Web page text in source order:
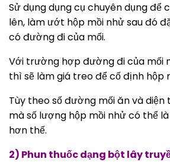
Sử dụng dụng cụ chuyên dụng để
lên, làm ướt hộp mồi nhử sau đó
có đường đi của mối.
Với trường hợp đường đi của mối
thì sẽ làm giá treo để cố định hộp
Tùy theo số đường mối ăn và
mà số lượng hộp mồi nhử có thể
hơn thế.
2) Phun thuốc dạng bột lây